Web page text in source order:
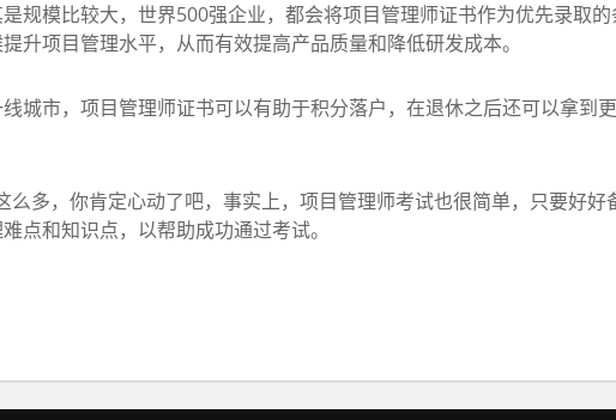
模比较大，世界500强企业，都会将项目管理师证书作为优先录取
升项目管理水平，从而有效提高产品质量和降低研发成本。
市，项目管理师证书可以有助于积分落户，在退休之后还可以拿到
多，你肯定心动了吧，事实上，项目管理师考试也很简单，只要好好
点和知识点，以帮助成功通过考试。